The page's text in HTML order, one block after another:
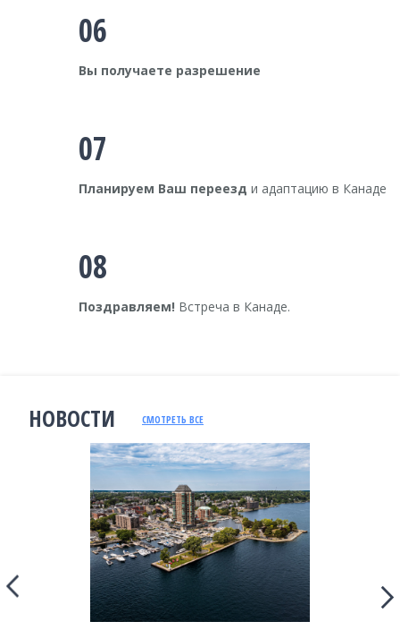
06
Вы получаете разрешение
07
Планируем Ваш переезд и адаптацию в Канаде
08
Поздравляем! Встреча в Канаде.
НОВОСТИ СМОТРЕТЬ ВСЕ